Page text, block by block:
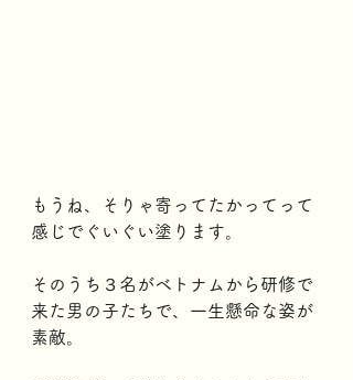
もうね、そりゃ寄ってたかってって
感じでぐいぐい塗ります。
そのうち３名がベトナムから研修で
来た男の子たちで、一生懸命な姿が
素敵。